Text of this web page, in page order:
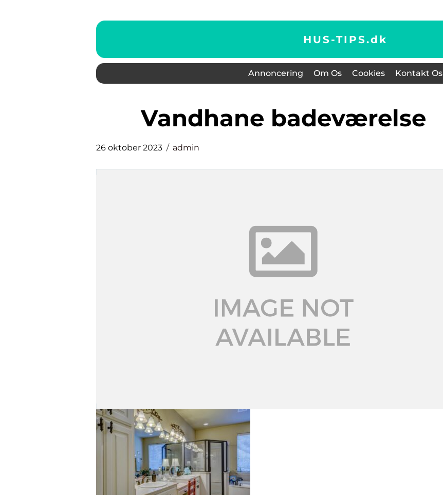
HUS-TIPS.dk
Annoncering Om Os Cookies Kontakt Os
vandhane badeværelse
26 oktober 2023 admin